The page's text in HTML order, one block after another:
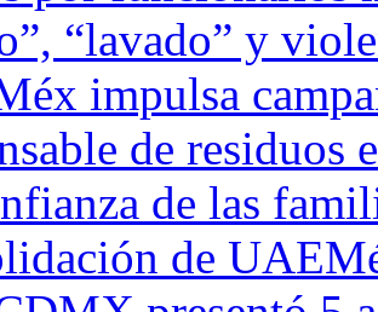
“lavado” y
impulsa
de residuos
de las
de